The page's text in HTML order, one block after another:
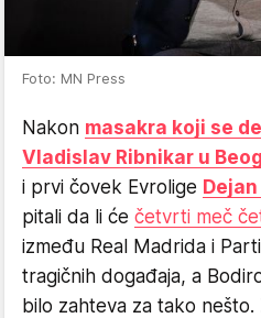
Foto: MN Press
Nakon masakra koji se
Vladislav Ribnikar u
i prvi čovek Evrolige
pitali da li će četvrti meč
između Real Madrida i
tragičnih događaja, a
bilo zahteva za tako